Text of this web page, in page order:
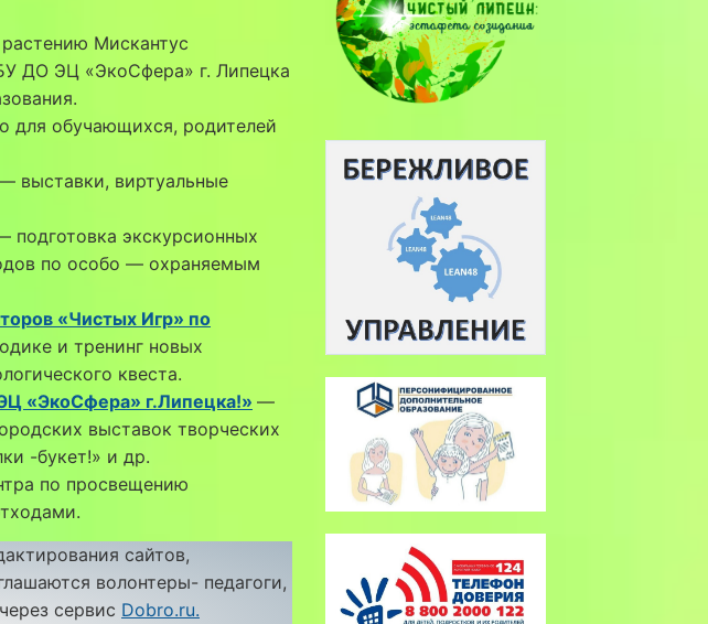
Мискантус
ДО ЭЦ «ЭкоСфера» г. Липецка
для обучающихся, родителей
выставки, виртуальные
подготовка экскурсионных
по особо — охраняемым
«Чистых Игр» по
и тренинг новых
квеста.
«ЭкоСфера» г.Липецка!» —
выставок творческих
-букет!» и др.
по просвещению
сайтов,
волонтеры- педагоги,
сервис Dobro.ru.